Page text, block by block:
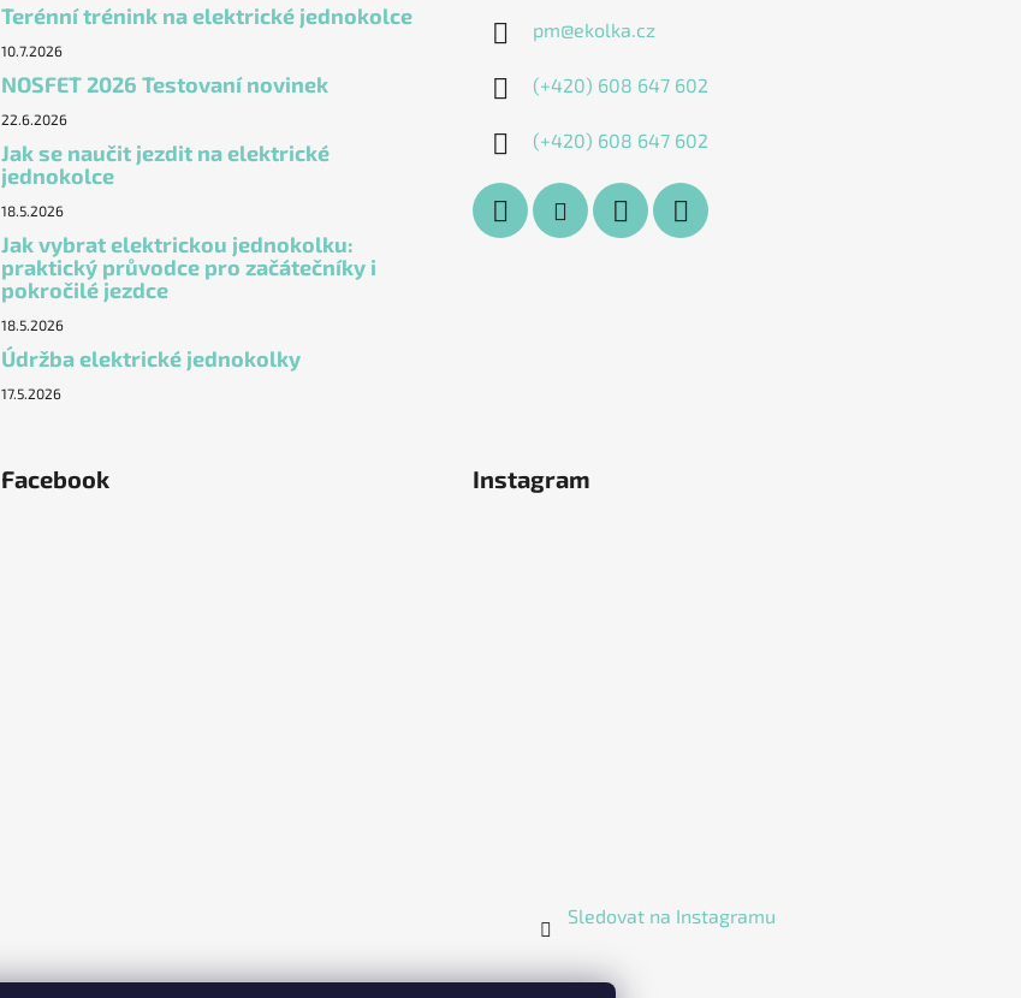
Terénní trénink na elektrické jednokolce
10.7.2026
NOSFET 2026 Testovaní novinek
22.6.2026
Jak se naučit jezdit na elektrické
jednokolce
18.5.2026
Jak vybrat elektrickou jednokolku:
praktický průvodce pro začátečníky i
pokročilé jezdce
18.5.2026
Údržba elektrické jednokolky
17.5.2026
pm@ekolka.cz
(+420) 608 647 602
(+420) 608 647 602
Facebook Instagram
Sledovat na Instagramu